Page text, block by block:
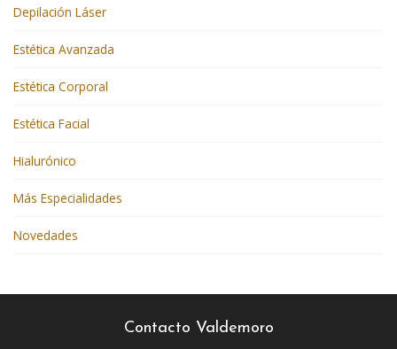
Depilación Láser
Estética Avanzada
Estética Corporal
Estética Facial
Hialurónico
Más Especialidades
Novedades
Contacto Valdemoro